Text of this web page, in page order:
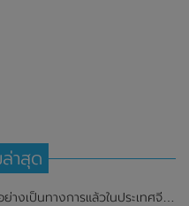
าสุด
ทนทาน และแบตเตอรี่สุดอึดขนาดใหญ่ 6,500mAh พร้อมรองรับการชาร์จไว 80W